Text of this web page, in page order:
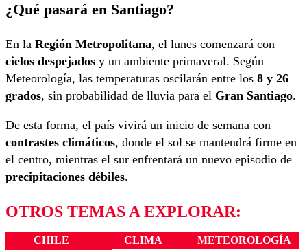
¿Qué pasará en Santiago?
En la Región Metropolitana, el lunes comenzará con
cielos despejados y un ambiente primaveral. Según
Meteorología, las temperaturas oscilarán entre los 8 y 26
grados, sin probabilidad de lluvia para el Gran Santiago.
De esta forma, el país vivirá un inicio de semana con
contrastes climáticos, donde el sol se mantendrá firme en
el centro, mientras el sur enfrentará un nuevo episodio de
precipitaciones débiles.
OTROS TEMAS A EXPLORAR:
CHILE CLIMA
METEOROLOGÍA